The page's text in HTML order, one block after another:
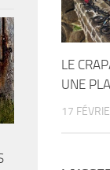
LE
UNE
17